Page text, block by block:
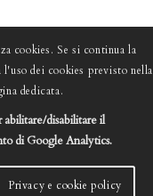
cookies. Se si continua la
l'uso dei cookies previsto nella
dedicata.
abilitare/disabilitare il
di Google Analytics.
Privacy e cookie policy